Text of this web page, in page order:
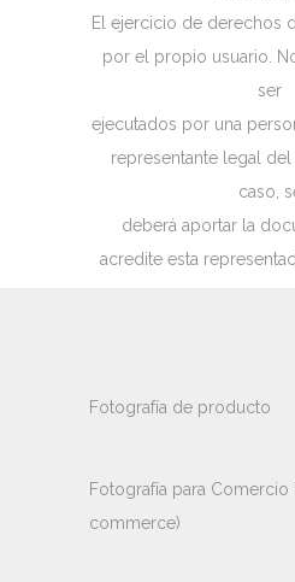
El ejercicio de derechos
por el propio usuario.
ser
ejecutados por una
representante legal del
caso,
deberá aportar la
acredite esta
Fotografía de producto
Fotografía para
commerce)